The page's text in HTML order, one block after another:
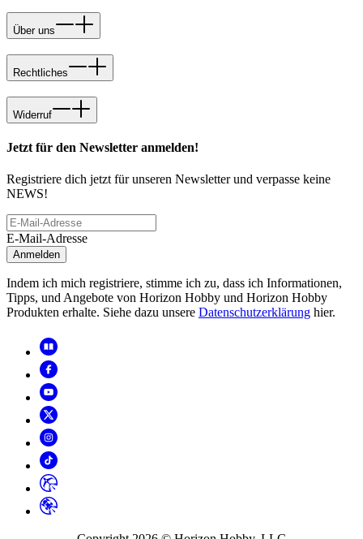
Über uns
Rechtliches
Widerruf
Jetzt für den Newsletter anmelden!
Registriere dich jetzt für unseren Newsletter und verpasse keine
NEWS!
E-Mail-Adresse
Anmelden
Indem ich mich registriere, stimme ich zu, dass ich Informationen,
Tipps, und Angebote von Horizon Hobby und Horizon Hobby
Produkten erhalte. Siehe dazu unsere Datenschutzerklärung hier.